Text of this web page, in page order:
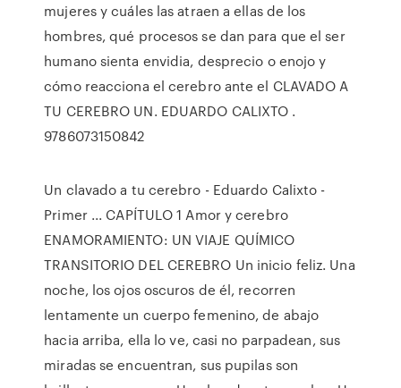
mujeres y cuáles las atraen a ellas de los
hombres, qué procesos se dan para que el ser
humano sienta envidia, desprecio o enojo y
cómo reacciona el cerebro ante el CLAVADO A
TU CEREBRO UN. EDUARDO CALIXTO .
9786073150842
Un clavado a tu cerebro - Eduardo Calixto -
Primer ... CAPÍTULO 1 Amor y cerebro
ENAMORAMIENTO: UN VIAJE QUÍMICO
TRANSITORIO DEL CEREBRO Un inicio feliz. Una
noche, los ojos oscuros de él, recorren
lentamente un cuerpo femenino, de abajo
hacia arriba, ella lo ve, casi no parpadean, sus
miradas se encuentran, sus pupilas son